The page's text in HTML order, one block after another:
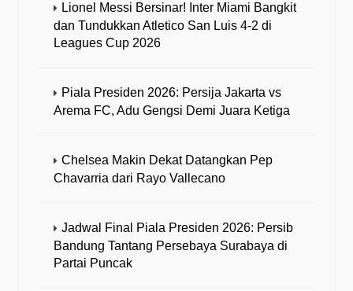
Lionel Messi Bersinar! Inter Miami Bangkit
dan Tundukkan Atletico San Luis 4-2 di
Leagues Cup 2026
Piala Presiden 2026: Persija Jakarta vs
Arema FC, Adu Gengsi Demi Juara Ketiga
Chelsea Makin Dekat Datangkan Pep
Chavarria dari Rayo Vallecano
Jadwal Final Piala Presiden 2026: Persib
Bandung Tantang Persebaya Surabaya di
Partai Puncak